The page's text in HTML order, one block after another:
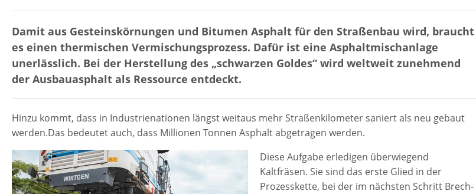
Damit aus Gesteinskörnungen und Bitumen Asphalt für den Straßenbau wird, braucht
es einen thermischen Vermischungsprozess. Dafür ist eine Asphaltmischanlage
unerlässlich. Bei der Herstellung des „schwarzen Goldes“ wird weltweit zunehmend
der Ausbauasphalt als Ressource entdeckt.
Hinzu kommt, dass in Industrienationen längst weitaus mehr Straßenkilometer saniert als neu gebaut
werden.Das bedeutet auch, dass Millionen Tonnen Asphalt abgetragen werden.
Diese Aufgabe erledigen überwiegend
Kaltfräsen. Sie sind das erste Glied in der
Prozesskette, bei der im nächsten Schritt Brech-